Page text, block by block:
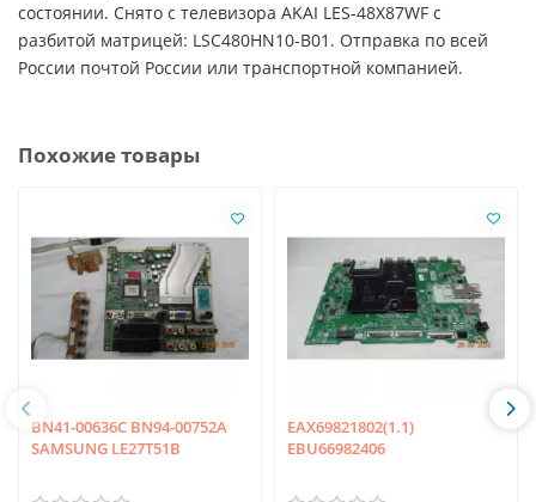
состоянии. Снято с телевизора AKAI LES-48X87WF с
разбитой матрицей: LSC480HN10-B01. Отправка по всей
России почтой России или транспортной компанией.
Похожие товары
BN41-00636C BN94-00752A
SAMSUNG LE27T51B
EAX69821802(1.1)
EBU66982406